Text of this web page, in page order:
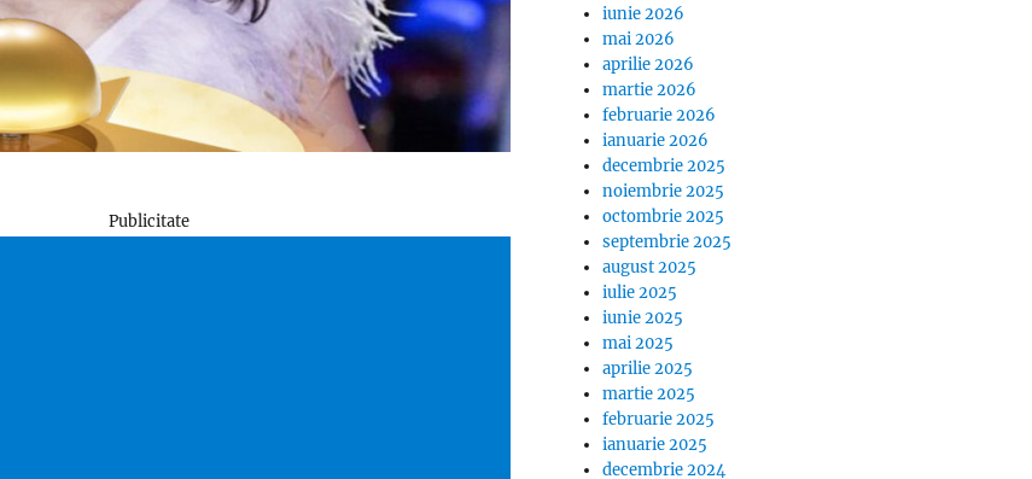
Publicitate
iunie 2026
mai 2026
aprilie 2026
martie 2026
februarie 2026
ianuarie 2026
decembrie 2025
noiembrie 2025
octombrie 2025
septembrie 2025
august 2025
iulie 2025
iunie 2025
mai 2025
aprilie 2025
martie 2025
februarie 2025
ianuarie 2025
decembrie 2024